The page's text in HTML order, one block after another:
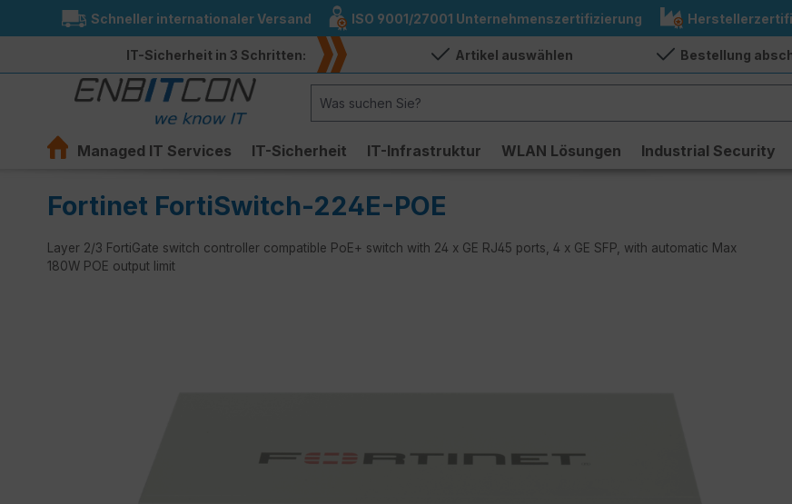
Zur Hauptnavigation springen
Schneller internationaler Versand ISO 9001/27001 Unternehmenszertifizierung
IT-Sicherheit in 3 Schritten: Artikel auswählen Bestellung
Managed IT Services IT-Sicherheit IT-Infrastruktur WLAN Lösungen Industrial Security
Fortinet FortiSwitch-224E-POE
Layer 2/3 FortiGate switch controller compatible PoE+ switch with 24 x GE RJ45 ports, 4 x GE SFP, with automatic Max
180W POE output limit